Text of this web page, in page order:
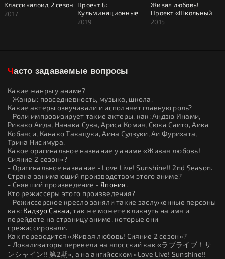
Классикалоид 2 сезон
2017
Проект Б:
Кульминационные
эмоции
2019
Живая любовь!
Проект «Школьный
идол»
2015
Часто задаваемые вопросы
Какие жанры у аниме?
- Жанры: повседневность, музыка, школа.
Какие актеры озвучивали и исполняет главную роль?
- Роли импровизирует такие актеры, как: Андзю Инами,
Рикако Аида, Нанака Сува, Ариса Комия, Сюка Саито, Аика
Кобаяси, Канако Такацуки, Аина Судзуки, Аи Фурихата,
Трина Нисимура.
Какое оригинальное название у аниме «Живая любовь!
Сияние 2 сезон»?
- Оригинальное название - Love Live! Sunshine!! 2nd Season.
Страна занимающий производством этого аниме?
- Снявший произведение - Япония.
Кто режиссеры этого произведения?
- Режиссерское кресло заняли такие заслуженные персоны
как: Кадзуо Сакаи, так же можете кликнуть на имя и
перейдете на страницу аниме, которые они
срежиссировали.
Как переводится «Живая любовь! Сияние 2 сезон»?
- Локализаторы перевели на япосский как «ラブライブ！サ
ンシャイン!! 第2期», а на ангийсском «Love Live! Sunshine!!